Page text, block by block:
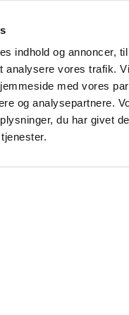
indhold og annoncer,
analysere vores trafik.
med vores
og analysepartnere.
du har givet